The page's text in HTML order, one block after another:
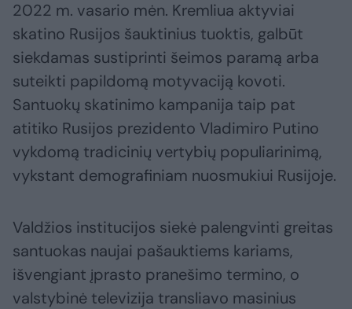
2022 m. vasario mėn. Kremliua aktyviai
skatino Rusijos šauktinius tuoktis, galbūt
siekdamas sustiprinti šeimos paramą arba
suteikti papildomą motyvaciją kovoti.
Santuokų skatinimo kampanija taip pat
atitiko Rusijos prezidento Vladimiro Putino
vykdomą tradicinių vertybių populiarinimą,
vykstant demografiniam nuosmukiui Rusijoje.
Valdžios institucijos siekė palengvinti greitas
santuokas naujai pašauktiems kariams,
išvengiant įprasto pranešimo termino, o
valstybinė televizija transliavo masinius